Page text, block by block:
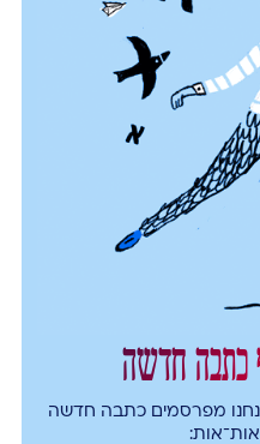
כתבה חדשה
מפרסמים כתבה חדשה